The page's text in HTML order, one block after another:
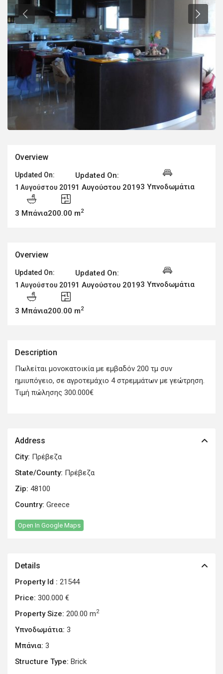
Overview
Updated On:
1 Αυγούστου 2019
Updated On:
1 Αυγούστου 20193 Υπνοδωμάτια
3 Μπάνια200.00 m2
Overview
Updated On:
1 Αυγούστου 2019
Updated On:
1 Αυγούστου 20193 Υπνοδωμάτια
3 Μπάνια200.00 m2
Description
Πωλείται μονοκατοικία με εμβαδόν 200 τμ συν
ημιυπόγειο, σε αγροτεμάχιο 4 στρεμμάτων με γεώτρηση.
Τιμή πώλησης 300.000€
Address
City: Πρέβεζα
State/County: Πρέβεζα
Zip: 48100
Country: Greece
Open In Google Maps
Details
Property Id : 21544
Price: 300.000 €
Property Size: 200.00 m2
Υπνοδωμάτια: 3
Μπάνια: 3
Structure Type: Brick